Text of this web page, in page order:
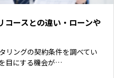
コースとの違い・ローンや
リングの契約条件を調べてい
目にする機会が…